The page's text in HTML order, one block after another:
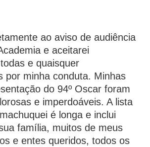
ao aviso de audiência
e aceitarei
e quaisquer
por minha conduta. Minhas
do 94º Oscar foram
e imperdoáveis. A lista
é longa e inclui
família, muitos de meus
e entes queridos, todos os